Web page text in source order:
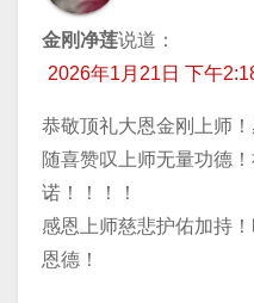
金刚净莲说道：
2026年1月21日 下午
恭敬顶礼大恩金刚上师
随喜赞叹上师无量功德
诺！！！！
感恩上师慈悲护佑加持
恩德！